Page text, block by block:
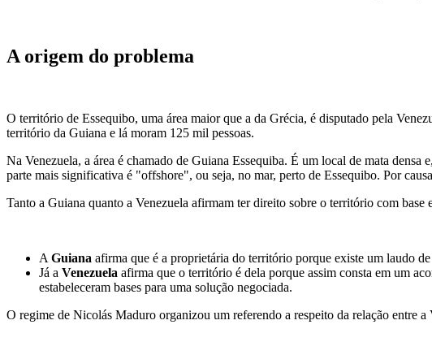
A origem do problema
O território de Essequibo, uma área maior que a da Grécia, é disputado pela
território da Guiana e lá moram 125 mil pessoas.
Na Venezuela, a área é chamado de Guiana Essequiba. É um local de mata
parte mais significativa é "offshore", ou seja, no mar, perto de Essequibo. Por
Tanto a Guiana quanto a Venezuela afirmam ter direito sobre o território com base
A Guiana afirma que é a proprietária do território porque existe um laudo
Já a Venezuela afirma que o território é dela porque assim consta em um
estabeleceram bases para uma solução negociada.
O regime de Nicolás Maduro organizou um referendo a respeito da relação entre